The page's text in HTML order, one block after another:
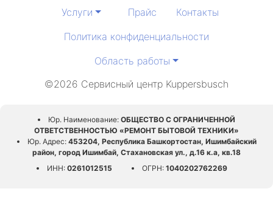
Услуги Прайс
Контакты
Политика конфиденциальности
Область работы
©2026 Сервисный центр Kuppersbusch
Юр. Наименование: ОБЩЕСТВО С ОГРАНИЧЕННОЙ
ОТВЕТСТВЕННОСТЬЮ «РЕМОНТ БЫТОВОЙ ТЕХНИКИ»
Юр. Адрес:453204, Республика Башкортостан, Ишимбайский
район, город Ишимбай, Стахановская ул., д.16 к.а, кв.18
ИНН:0261012515 ОГРН:1040202762269